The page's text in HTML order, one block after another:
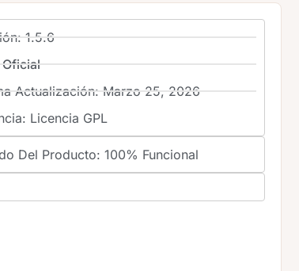
1.5.6
Actualización: Marzo 25, 2026
Licencia GPL
Del Producto: 100% Funcional